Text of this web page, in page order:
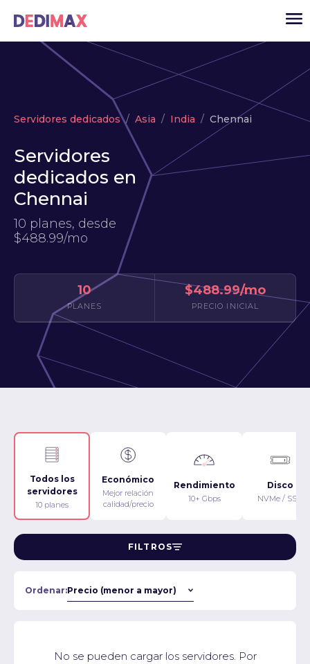
VPS
Servidores dedicados
Servidores dedicados Asia India Chennai
Servidores
dedicados en
Chennai
10 planes, desde
$488.99/mo
10
PLANES
$488.99/mo
PRECIO INICIAL
Todos los
servidores
10 planes
Económico
Mejor relación
calidad/precio
Rendimiento
10+ Gbps
Disco
NVMe / SSD
FILTROS
Ordenar:
No se pueden cargar los servidores. Por